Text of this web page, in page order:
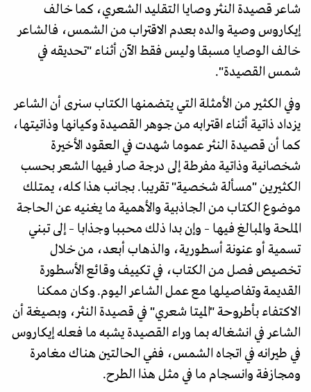
شاعر قصيدة النثر وصايا التقليد الشعري، كما خالف
إيكاروس وصية والده بعدم الاقتراب من الشمس، فالشاعر
خالف الوصايا مسبقا وليس فقط الآن أثناء "تحديقه في
شمس القصيدة".
وفي الكثير من الأمثلة التي يتضمنها الكتاب سنرى أن الشاعر
يزداد ذاتية أثناء اقترابه من جوهر القصيدة وكيانها وذاتيتها،
كما أن قصيدة النثر عموما شهدت في العقود الأخيرة
شخصانية وذاتية مفرطة إلى درجة صار فيها الشعر بحسب
الكثيرين "مسألة شخصية" تقريبا. بجانب هذا كله، يمتلك
موضوع الكتاب من الجاذبية والأهمية ما يغنيه عن الحاجة
الملحة والمبالغ فيها – وإن بدا ذلك محببا وجذابا – إلى تبني
تسمية أو عنونة أسطورية، والذهاب أبعد، من خلال
تخصيص فصل من الكتاب، في تكييف وقائع الأسطورة
القديمة وتفاصيلها مع عمل الشاعر اليوم. وكان ممكنا
الاكتفاء بأطروحة "الميتا شعري" في قصيدة النثر، وبصيغة أن
الشاعر في انشغاله بما وراء القصيدة يشبه ما فعله إيكاروس
في طيرانه في اتجاه الشمس، ففي الحالتين هناك مغامرة
ومجازفة وانسجام ما في مثل هذا الطرح.